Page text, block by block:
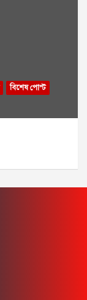
বিশেষ পোস্ট